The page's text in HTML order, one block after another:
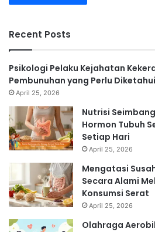
Recent Posts
Psikologi Pelaku Kejahatan
Pembunuhan yang Perlu Diketahui
April 25, 2026
Nutrisi
Hormon Tubuh
Setiap Hari
April 25, 2026
Mengatasi
Secara Alami
Konsumsi Serat
April 25, 2026
Olahraga